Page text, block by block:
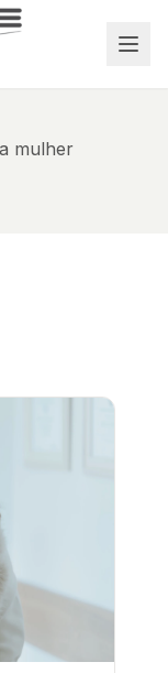
mulher